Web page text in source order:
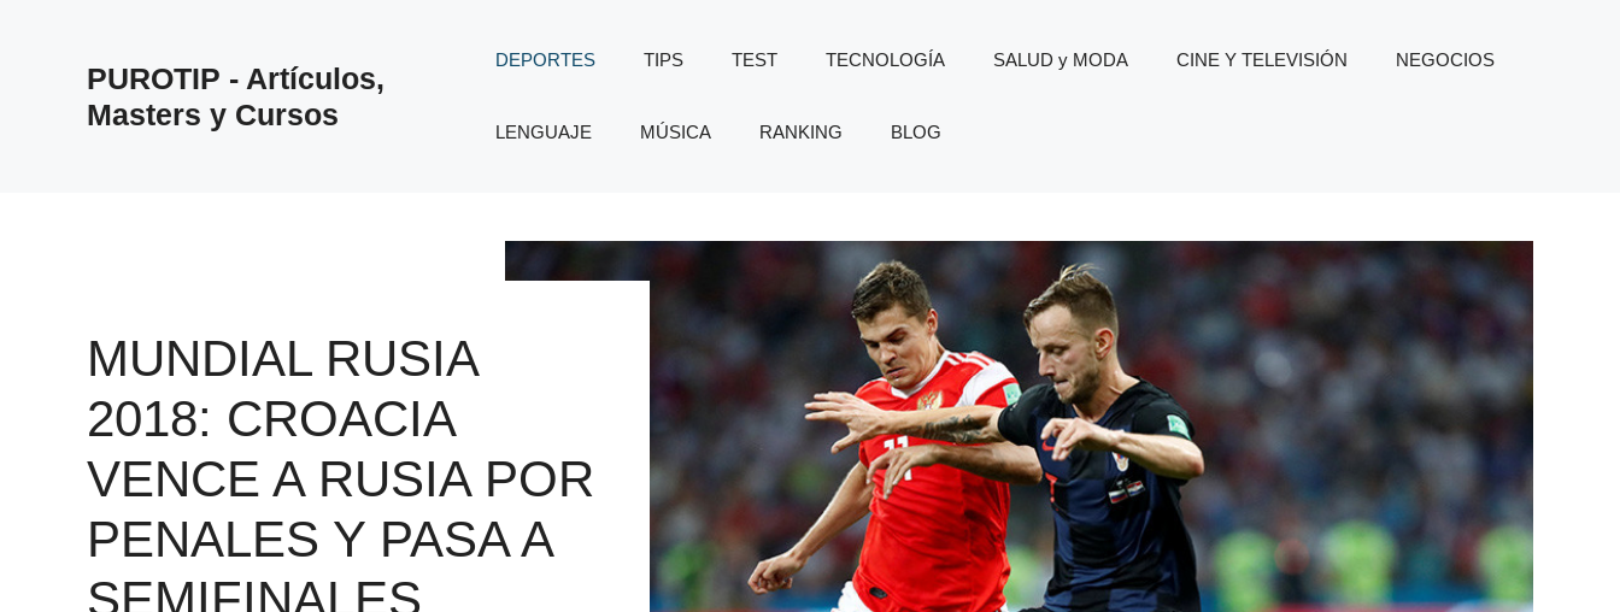
PUROTIP - Artículos,
Masters y Cursos
DEPORTES TIPS TEST TECNOLOGÍA SALUD y MODA CINE Y TELEVISIÓN NEGOCIOS
LENGUAJE MÚSICA RANKING BLOG
MUNDIAL RUSIA
2018: CROACIA
VENCE A RUSIA POR
PENALES Y PASA A
SEMIFINALES